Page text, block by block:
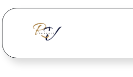
İçereği Atla